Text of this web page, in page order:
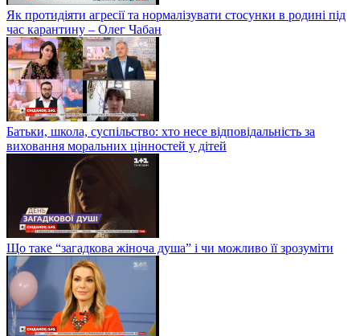
Як протидіяти агресії та нормалізувати стосунки в родині під
час карантину – Олег Чабан
Батьки, школа, суспільство: хто несе відповідальність за
виховання моральних цінностей у дітей
Що таке “загадкова жіноча душа” і чи можливо її зрозуміти